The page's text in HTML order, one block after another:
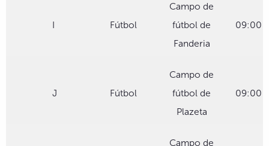
I Fútbol
Campo de
fútbol de
Fanderia
09:00
J Fútbol
Campo de
fútbol de
Plazeta
09:00
Campo de